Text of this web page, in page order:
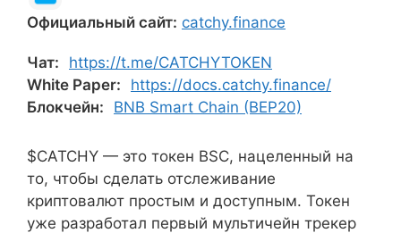
Официальный сайт: catchy.finance
Чат:
https://t.me/CATCHYTOKEN
White Paper:
https://docs.catchy.finance/
Блокчейн:
BNB Smart Chain (BEP20)
$CATCHY — это токен BSC, нацеленный на
то, чтобы сделать отслеживание
криптовалют простым и доступным. Токен
уже разработал первый мультичейн трекер